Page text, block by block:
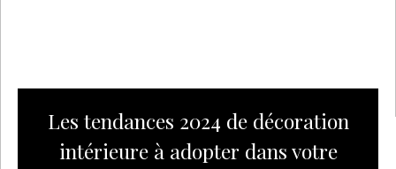
Les tendances 2024 de décoration
intérieure à adopter dans votre